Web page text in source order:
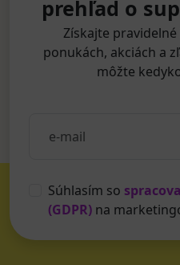
prehľad o
Získajte
ponukách, akciách a
môžte
Súhlasím so
(GDPR) na